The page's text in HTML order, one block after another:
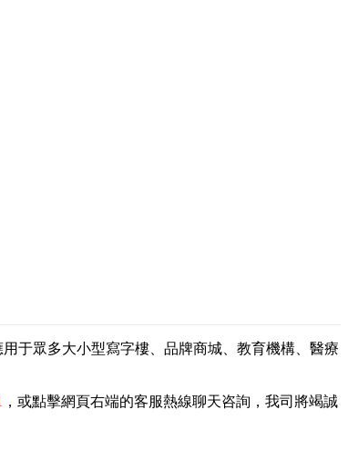
于眾多大小型寫字樓、品牌商城、教育機構、醫療
，或點擊網頁右端的客服熱線聊天咨詢，我司將竭誠